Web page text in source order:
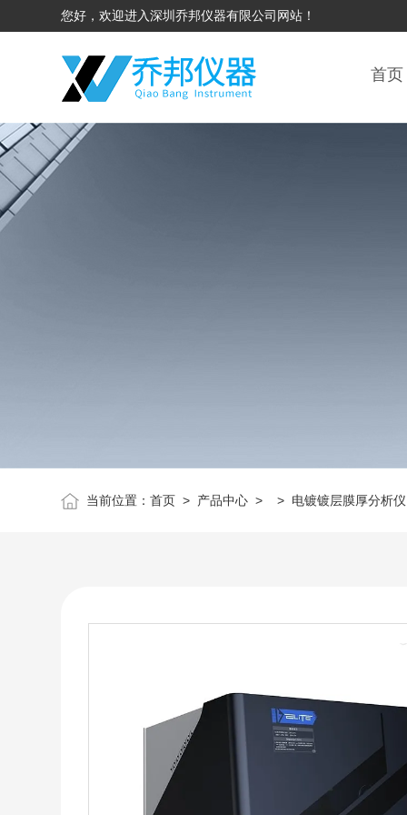
您好，欢迎进入深圳乔邦仪器有限公司网站！
首页
当前位置：首页 > 产品中心 > > 电镀镀层膜厚分析仪